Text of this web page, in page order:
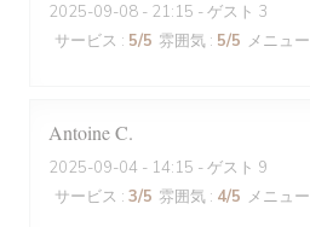
2025-09-08 - 21:15 - ゲスト 3
サービス : 5/5 雰囲気 : 5/5 メニュー
AntoineC
2025-09-04 - 14:15 - ゲスト 9
サービス : 3/5 雰囲気 : 4/5 メニュー